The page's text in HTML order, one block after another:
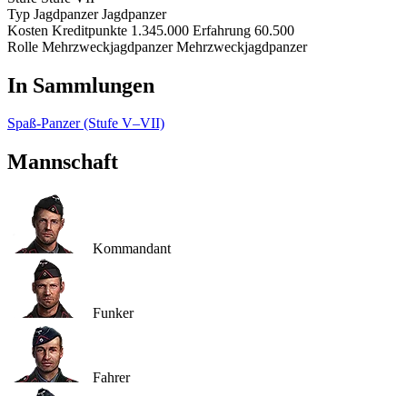
Typ Jagdpanzer Jagdpanzer
Kosten Kreditpunkte 1.345.000 Erfahrung 60.500
Rolle Mehrzweckjagdpanzer Mehrzweckjagdpanzer
In Sammlungen
Spaß-Panzer (Stufe V–VII)
Mannschaft
Kommandant
Funker
Fahrer